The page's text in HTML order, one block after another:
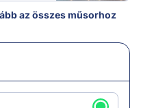
az összes műsorhoz